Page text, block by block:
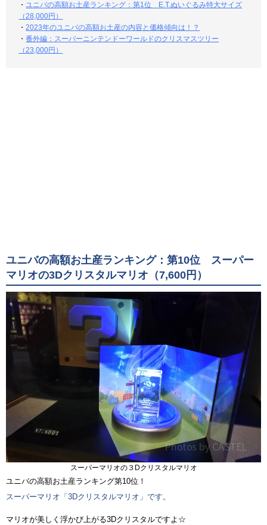
・ユニバの高額お土産ランキング：第1位 E.T.ぬいぐるみ特大サイズ
（28,000円）
・2023年のユニバの高額お土産の内容と価格傾向は！？
・番外編：スーパーニンテンドーワールドのクリスマスツリー
（23,000円）
ユニバの高額お土産ランキング：第10位 スーパー
マリオの3Dクリスタルマリオ（7,600円）
スーパーマリオの３Dクリスタルマリオ
ユニバの高額お土産ランキング第10位！
スーパーマリオ「3Dクリスタルマリオ」です。
マリオが美しく浮かび上がる3Dクリスタルですよ☆